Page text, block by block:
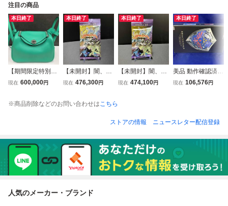
注目の商品
本日終了
【期間限定特別価
格！】美品HERM
021年）シルバー
現在 600,000円
本日終了
【未開封】闇、そ
してひかりへ… 1
現在 476,300円
本日終了
【未開封】闇、そ
してひかりへ… 1
現在 474,100円
本日終了
美品 動作確認済 N
ewニンテンドー2
ADK)
現在 106,576円
※商品削除などのお問い合わせはこちら
ストアの情報 ニュースレター配信登録
人気のメーカー・ブランド